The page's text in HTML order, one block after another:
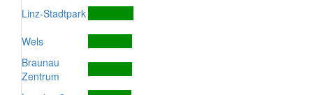
Linz-Stadtpark
Wels
Braunau
Zentrum